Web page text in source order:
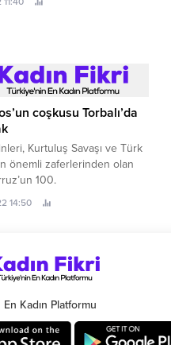
coşkusu Torbalı’da
Kurtuluş Savaşı ve Türk
önemli zaferlerinden olan
100.
14:50
Kadın Platformu